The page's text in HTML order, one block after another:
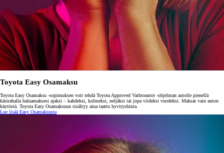
Toyota Easy Osamaksu
Toyota Easy Osamaksu -sopimuksen voit tehdä Toyota Approved Vaihtoautot -ohjelman autolle pienellä
käsirahalla haluamaksesi ajaksi – kahdeksi, kolmeksi, neljäksi tai jopa viideksi vuodeksi. Maksat vain auton
käytöstä. Toyota Easy Osamaksuun sisältyy aina taattu hyvityshinta.
Lue lisää Easy Osamaksusta